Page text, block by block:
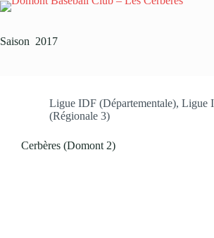
Passer
Saison 2017
Ligue IDF (Départementale), Ligue
(Régionale 3)
Cerbères (Domont 2)